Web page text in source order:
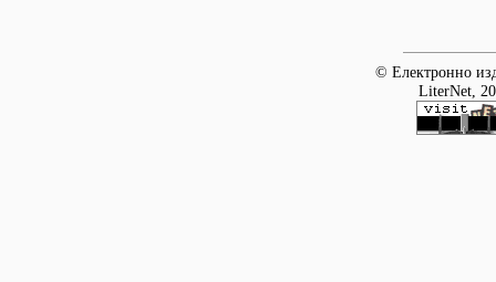
© Електронно
LiterNet,